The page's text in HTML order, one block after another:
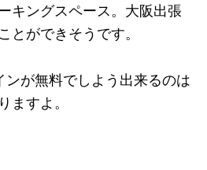
キングスペース。大阪出張
とができそうです。
が無料でしよう出来るのは
ますよ。